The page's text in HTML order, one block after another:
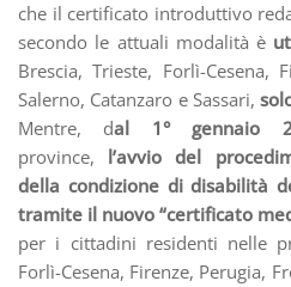
che il certificato introduttivo
secondo le attuali modalità è
Brescia, Trieste, Forlì-Cesena,
Salerno, Catanzaro e Sassari,
Mentre, dal 1° gennaio
province, l’avvio del
della condizione di disabilità
tramite il nuovo “certificato
per i cittadini residenti nelle
Forlì-Cesena, Firenze, Perugia,